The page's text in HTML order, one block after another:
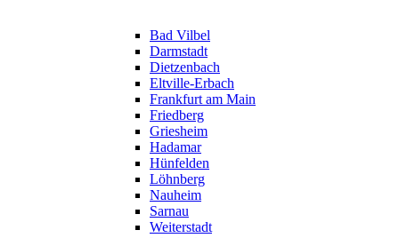
Bad Vilbel
Darmstadt
Dietzenbach
Eltville-Erbach
Frankfurt am Main
Friedberg
Griesheim
Hadamar
Hünfelden
Löhnberg
Nauheim
Sarnau
Weiterstadt